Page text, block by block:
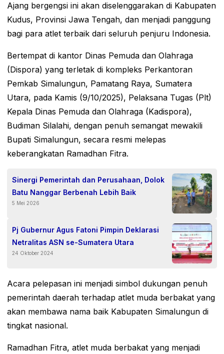
Ajang bergengsi ini akan diselenggarakan di Kabupaten
Kudus, Provinsi Jawa Tengah, dan menjadi panggung
bagi para atlet terbaik dari seluruh penjuru Indonesia.
Bertempat di kantor Dinas Pemuda dan Olahraga
(Dispora) yang terletak di kompleks Perkantoran
Pemkab Simalungun, Pamatang Raya, Sumatera
Utara, pada Kamis (9/10/2025), Pelaksana Tugas (Plt)
Kepala Dinas Pemuda dan Olahraga (Kadispora),
Budiman Silalahi, dengan penuh semangat mewakili
Bupati Simalungun, secara resmi melepas
keberangkatan Ramadhan Fitra.
Sinergi Pemerintah dan Perusahaan, Dolok
Batu Nanggar Berbenah Lebih Baik
5 Mei 2026
Pj Gubernur Agus Fatoni Pimpin Deklarasi
Netralitas ASN se-Sumatera Utara
24 Oktober 2024
Acara pelepasan ini menjadi simbol dukungan penuh
pemerintah daerah terhadap atlet muda berbakat yang
akan membawa nama baik Kabupaten Simalungun di
tingkat nasional.
Ramadhan Fitra, atlet muda berbakat yang menjadi